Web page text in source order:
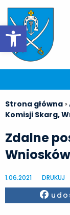
Otwórz pasek narzędzi
Strona główna >
Komisji Skarg,
Zdalne
1.06.2021 DRUKUJ